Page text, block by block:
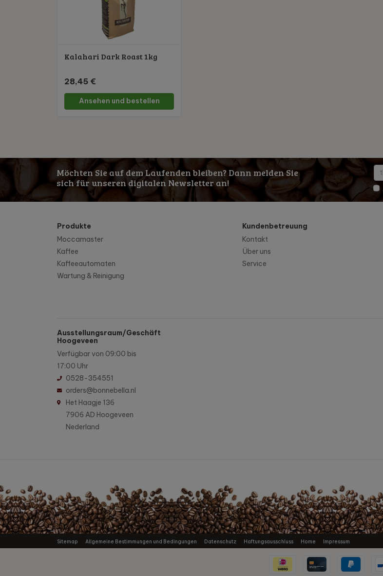
Kalahari Dark Roast 1kg
28,45 €
Ansehen und bestellen
Möchten Sie auf dem Laufenden bleiben? Dann melden Sie
sich für unseren digitalen Newsletter an!
Produkte
Moccamaster
Kaffee
Kaffeeautomaten
Wartung & Reinigung
Kundenbetreuung
Kontakt
Über uns
Service
Ausstellungsraum/Geschäft
Hoogeveen
Verfügbar von 09:00 bis
17:00 Uhr
0528-354551
orders@bonnebella.nl
Het Haagje 136
7906 AD Hoogeveen
Nederland
Sitemap Allgemeine Bestimmungen und Bedingungen Datenschutz Haftungsausschluss Home Impressum